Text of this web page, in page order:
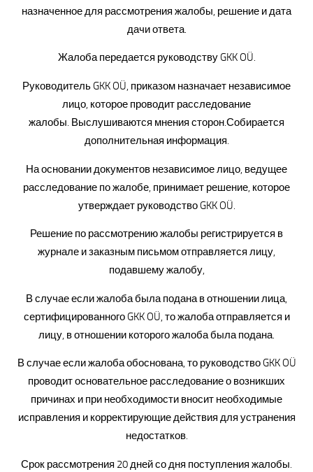
назначенное для рассмотрения жалобы, решение и дата
дачи ответа.
Жалоба передается руководству GKK OÜ.
Руководитель GKK OÜ, приказом назначает независимое
лицо, которое проводит расследование
жалобы. Выслушиваются мнения сторон.Собирается
дополнительная информация.
На основании документов независимое лицо, ведущее
расследование по жалобе, принимает решение, которое
утверждает руководство GKK OÜ.
Решение по рассмотрению жалобы регистрируется в
журнале и заказным письмом отправляется лицу,
подавшему жалобу,
В случае если жалоба была подана в отношении лица,
сертифицированного GKK OÜ, то жалоба отправляется и
лицу, в отношении которого жалоба была подана.
В случае если жалоба обоснована, то руководство GKK OÜ
проводит основательное расследование о возникших
причинах и при необходимости вносит необходимые
исправления и корректирующие действия для устранения
недостатков.
Срок рассмотрения 20 дней со дня поступления жалобы.